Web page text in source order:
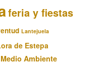
feria y fiestas
Lantejuela
de Estepa
Medio Ambiente